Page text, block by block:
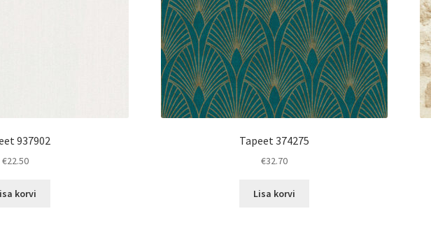
937902
€22.50
korvi
Tapeet 374275
€32.70
Lisa korvi